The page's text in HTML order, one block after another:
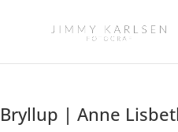
Bryllup | Anne